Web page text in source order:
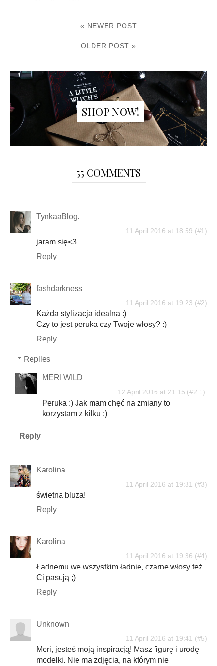
« NEWER POST
OLDER POST »
SHOP NOW!
55 COMMENTS
TynkaaBlog.
11 April 2016 at 18:59
jaram się<3
Reply
fashdarkness
11 April 2016 at 19:23
Każda stylizacja idealna :)
Czy to jest peruka czy Twoje włosy? :)
Reply
Replies
MERI WILD
12 April 2016 at 21:15
Peruka :) Jak mam chęć na zmiany to
korzystam z kilku :)
Reply
Karolina
11 April 2016 at 19:31
świetna bluza!
Reply
Karolina
11 April 2016 at 19:36
Ładnemu we wszystkim ładnie, czarne włosy też
Ci pasują ;)
Reply
Unknown
11 April 2016 at 19:41
Meri, jesteś moją inspiracją! Masz figurę i urodę
modelki. Nie ma zdjęcia, na którym nie